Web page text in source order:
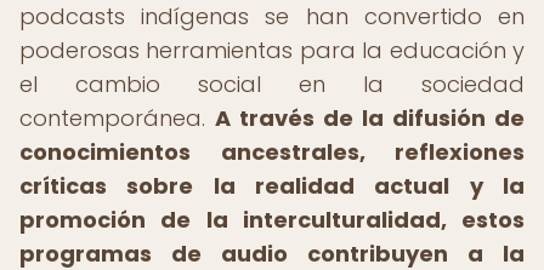
podcasts indígenas se han convertido en
poderosas herramientas para la educación y
el cambio social en la sociedad
contemporánea. A través de la difusión de
conocimientos ancestrales, reflexiones
críticas sobre la realidad actual y la
promoción de la interculturalidad, estos
programas de audio contribuyen a la